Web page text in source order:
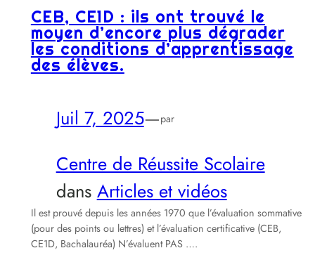
CEB, CE1D : ils ont trouvé le
moyen d’encore plus dégrader
les conditions d’apprentissage
des élèves.
Juil 7, 2025—par
Centre de Réussite Scolaire
dans Articles et vidéos
Il est prouvé depuis les années 1970 que l’évaluation sommative
(pour des points ou lettres) et l’évaluation certificative (CEB,
CE1D, Bachalauréa) N’évaluent PAS ….